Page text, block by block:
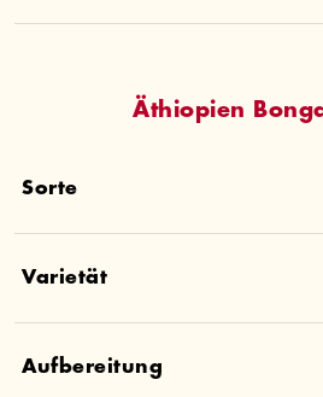
Äthiopien
Sorte
Varietät
Aufbereitung